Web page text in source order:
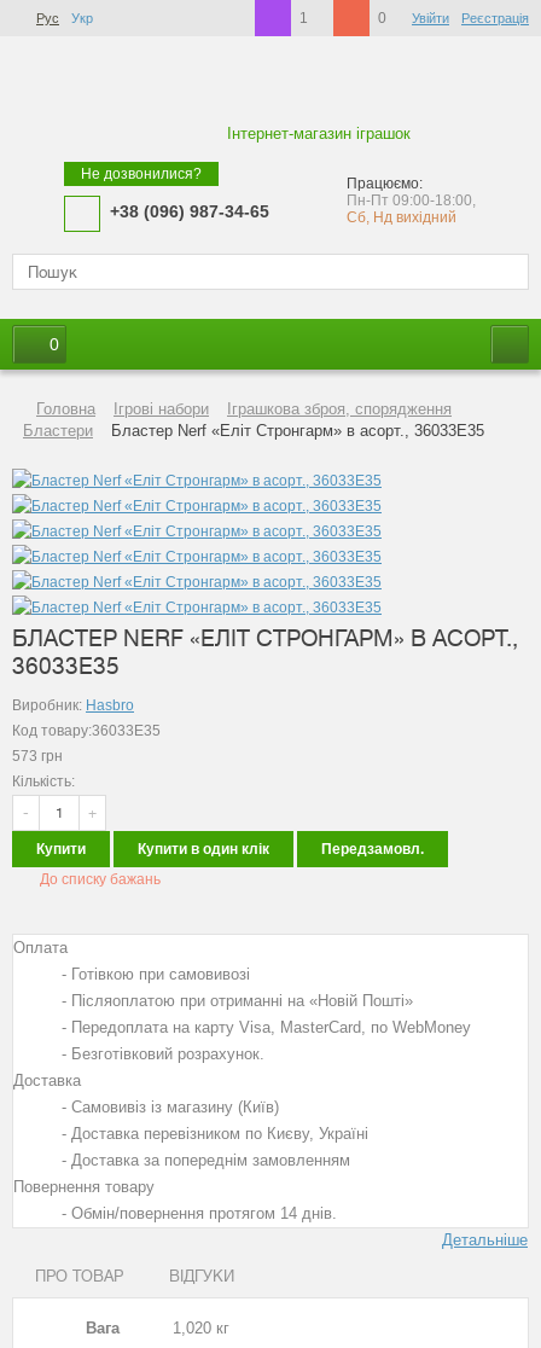
1 0 Увійти Реєстрація
Рус Укр
Інтернет-магазин іграшок
Не дозвонилися?
+38 (096) 987-34-65
Працюємо:
Пн-Пт 09:00-18:00,
Сб, Нд вихідний
0
Головна Ігрові набори
Іграшкова зброя, спорядження
Бластери
Бластер Nerf «Еліт Стронгарм» в асорт., 36033E35
БЛАСТЕР NERF «ЕЛІТ СТРОНГАРМ» В АСОРТ.,
36033E35
Виробник: Hasbro
Код товару:36033E35
573 грн
Кількість:
-
+
Купити Купити в один клік
Передзамовл.
До списку бажань
Оплата
- Готівкою при самовивозі
- Післяоплатою при отриманні на «Новій Пошті»
- Передоплата на карту Visa, MasterCard, по WebMoney
- Безготівковий розрахунок.
Доставка
- Самовивіз із магазину (Київ)
- Доставка перевізником по Києву, Україні
- Доставка за попереднім замовленням
Повернення товару
- Обмін/повернення протягом 14 днів.
Детальніше
ПРО ТОВАР
ВІДГУКИ
Вага
1,020 кг